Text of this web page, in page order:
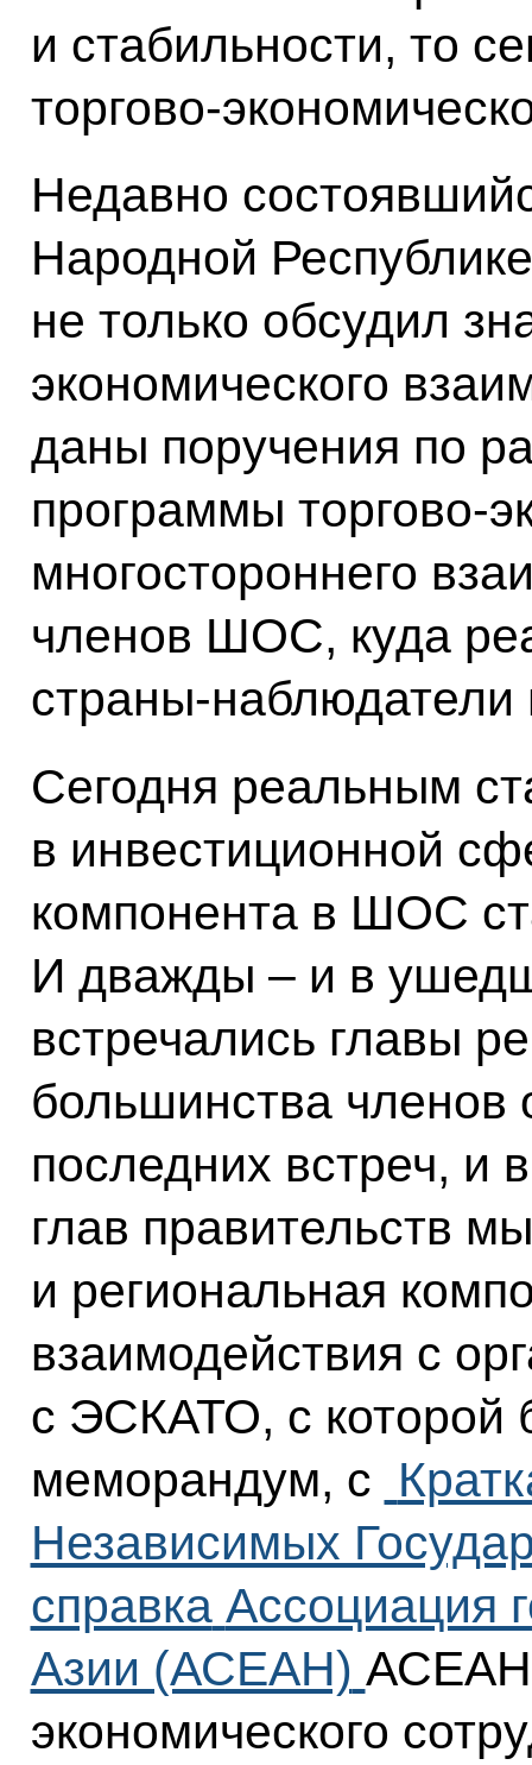
и стабильности, то
торгово-
Недавно
Народной
не только обсудил
экономического
даны поручения по
программы торгово-
многостороннего
членов ШОС, куда
страны-наблюдатели
Сегодня реальным
в инвестиционной
компонента в ШОС
И дважды – и в
встречались главы
большинства членов
последних встреч, и
глав правительств
и региональная
взаимодействия с
с ЭСКАТО, с которой
меморандум, с
Независимых
справка Ассоциация
Азии (АСЕАН)
экономического